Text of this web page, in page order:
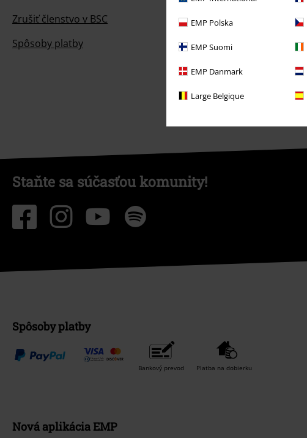
EMP Polska
EMP Suomi
EMP Danmark
Large Belgique
Zrušiť členstvo v BSC
Spôsoby platby
Staňte sa súčasťou komunity!
Spôsoby platby
Bankový prevod Platba na dobierku
Nová aplikácia EMP